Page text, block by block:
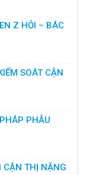
Z HỎI – BÁC
SOÁT CẬN
PHẪU
CẬN THỊ NẶNG